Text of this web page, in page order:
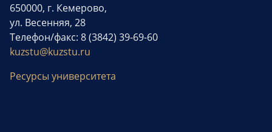
650000, г. Кемерово,
ул. Весенняя, 28
Телефон/факс: 8 (3842) 39-69-60
kuzstu@kuzstu.ru
Ресурсы университета